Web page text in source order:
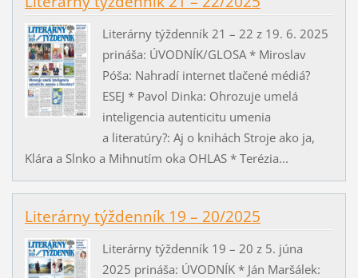
Literárny týždenník 21 – 22 z 19. 6. 2025
prináša: ÚVODNÍK/GLOSA * Miroslav
Póša: Nahradí internet tlačené médiá?
ESEJ * Pavol Dinka: Ohrozuje umelá
inteligencia autenticitu umenia
a literatúry?: Aj o knihách Stroje ako ja,
Klára a Slnko a Mihnutím oka OHLAS * Terézia...
Literárny týždenník 19 – 20/2025
Literárny týždenník 19 – 20 z 5. júna
2025 prináša: ÚVODNÍK * Ján Maršálek: